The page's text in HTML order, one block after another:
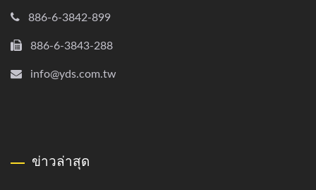
886-6-3842-899
886-6-3843-288
info@yds.com.tw
ข่าวล่าสุด